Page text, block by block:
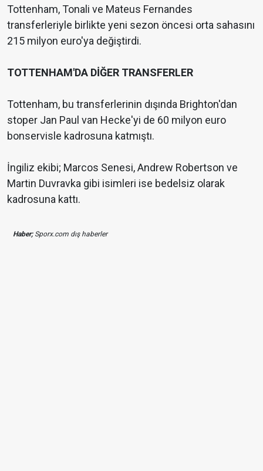
Tottenham, Tonali ve Mateus Fernandes
transferleriyle birlikte yeni sezon öncesi orta sahasını
215 milyon euro'ya değiştirdi.
TOTTENHAM'DA DİĞER TRANSFERLER
Tottenham, bu transferlerinin dışında Brighton'dan
stoper Jan Paul van Hecke'yi de 60 milyon euro
bonservisle kadrosuna katmıştı.
İngiliz ekibi; Marcos Senesi, Andrew Robertson ve
Martin Duvravka gibi isimleri ise bedelsiz olarak
kadrosuna kattı.
Haber;Sporx.com dış haberler